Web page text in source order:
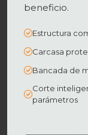
beneficio.
Estructura
Carcasa
Bancada de
Corte
parámetros